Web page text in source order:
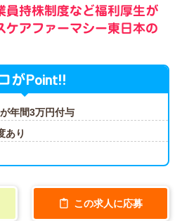
員持株制度など福利厚生が
ケアファーマシー東日本の
がPoint!!
年間3万円付与
あり
この求人に応募